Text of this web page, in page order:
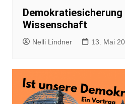
Demokratiesicherung
Wissenschaft
Nelli Lindner 13. Mai